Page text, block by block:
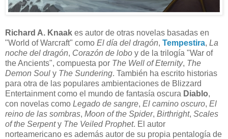
Richard A. Knaak es autor de otras novelas basadas en
"World of Warcraft" como El día del dragón, Tempestira, La
noche del dragón, Corazón de lobo y de la trilogía "War of
the Ancients", compuesta por The Well of Eternity, The
Demon Soul y The Sundering. También ha escrito historias
para otra de las populares ambientaciones de Blizzard
Entertainment como el mundo de fantasía oscura Diablo,
con novelas como Legado de sangre, El camino oscuro, El
reino de las sombras, Moon of the Spider, Birthright, Scales
of the Serpenty The Veiled Prophet. El autor
norteamericano es además autor de su propia pentalogía de